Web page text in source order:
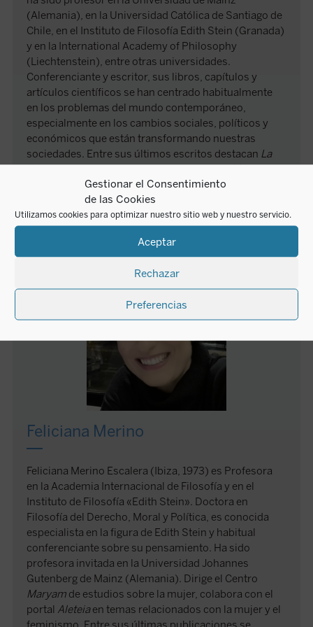
Gestionar el Consentimiento
de las Cookies
Utilizamos cookies para optimizar nuestro sitio web y nuestro servicio.
Aceptar
Rechazar
Preferencias
(Alemania), en la Universidad Católica de Santiago de
Chile, en el Instituto de Filosofía Edith Stein (Granada)
y en la International Academy of Philosophy
(Liechtenstein), entre otras universidades.
Conferenciante y escritor, sus libros, capítulos y
artículos científicos se han centrado habitualmente
en los problemas del mundo contemporáneo,
especialmente en los cambios sociales, políticos y
económicos que están transformando nuestras
sociedades. Entre sus últimos escritos destacan La
Edad Virtual(2019, Encuentro) yMayo del 68:
cuéntame cómo te ha ido(2018, Encuentro).
AUTORA
Feliciana Merino
Feliciana Merino Escalera (Ibiza, 1973) es Profesora
en la Academia Internacional de Filosofía y en el
Instituto de Filosofía «Edith Stein». Doctora en
Filosofía del Derecho, Moral y Política, es conocida
especialista en la figura de Edith Stein y habitual
conferenciante sobre su pensamiento. Ha sido
profesora invitada en la Universidad Johannes
Gutenberg de Mainz (Alemania). Dirige el Centro
Maryam de estudios sobre la mujer, colabora con el
portal Aleteiaen temas relacionados con la mujer y el